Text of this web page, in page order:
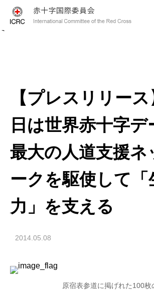
<
【プレスリリー
日は世界赤十字デ
最大の人道支援ネ
ークを駆使して「
力」を支える
2014.05.08
原宿表参道に掲げれた100